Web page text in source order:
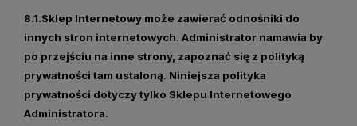
8.1.Sklep Internetowy może zawierać odnośniki do
innych stron internetowych. Administrator namawia by
po przejściu na inne strony, zapoznać się z polityką
prywatności tam ustaloną. Niniejsza polityka
prywatności dotyczy tylko Sklepu Internetowego
Administratora.